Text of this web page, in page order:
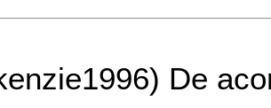
De